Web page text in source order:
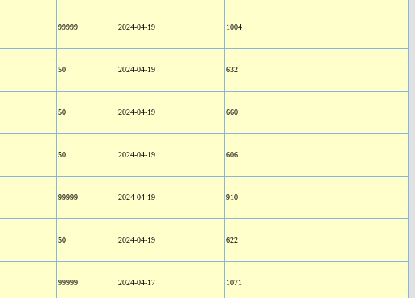
99999 2024-04-19 1004
50 2024-04-19 632
50 2024-04-19 660
50 2024-04-19 606
99999 2024-04-19 910
50 2024-04-19 622
99999 2024-04-17 1071